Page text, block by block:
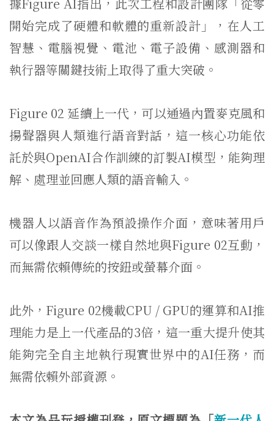
開始完成了硬體和軟體的重新設計」，在人工
智慧、電腦視覺、電池、電子設備、感測器和
執行器等關鍵技術上取得了重大突破。
Figure 02 延續上一代，可以通過內置麥克風和
揚聲器與人類進行語音對話，這一核心功能依
託於與OpenAI合作訓練的訂製AI模型，能夠理
解、處理並回應人類的語音輸入。
機器人以語音作為預設操作介面，意味著用戶
可以像跟人交談一樣自然地與Figure 02互動，
而無需依賴傳統的按鈕或螢幕介面。
此外，Figure 02機載CPU / GPU的運算和AI推
理能力是上一代產品的3倍，這一重大提升使其
能夠完全自主地執行現實世界中的AI任務，而
無需依賴外部資源。